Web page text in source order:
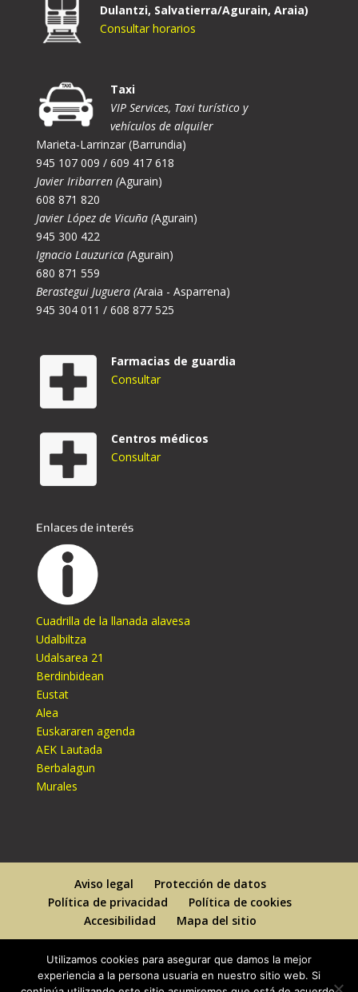
Dulantzi, Salvatierra/Agurain, Araia)
Consultar horarios
Taxi
VIP Services, Taxi turístico y
vehículos de alquiler
Marieta-Larrinzar (Barrundia)
945 107 009 / 609 417 618
Javier Iribarren (Agurain)
608 871 820
Javier López de Vicuña (Agurain)
945 300 422
Ignacio Lauzurica (Agurain)
680 871 559
Berastegui Juguera (Araia - Asparrena)
945 304 011 / 608 877 525
Farmacias de guardia
Consultar
Centros médicos
Consultar
Enlaces de interés
Cuadrilla de la llanada alavesa
Udalbiltza
Udalsarea 21
Berdinbidean
Eustat
Alea
Euskararen agenda
AEK Lautada
Berbalagun
Murales
Aviso legal
Protección de datos
Política de privacidad
Política de cookies
Accesibilidad
Mapa del sitio
Utilizamos cookies para asegurar que damos la mejor
experiencia a la persona usuaria en nuestro sitio web. Si